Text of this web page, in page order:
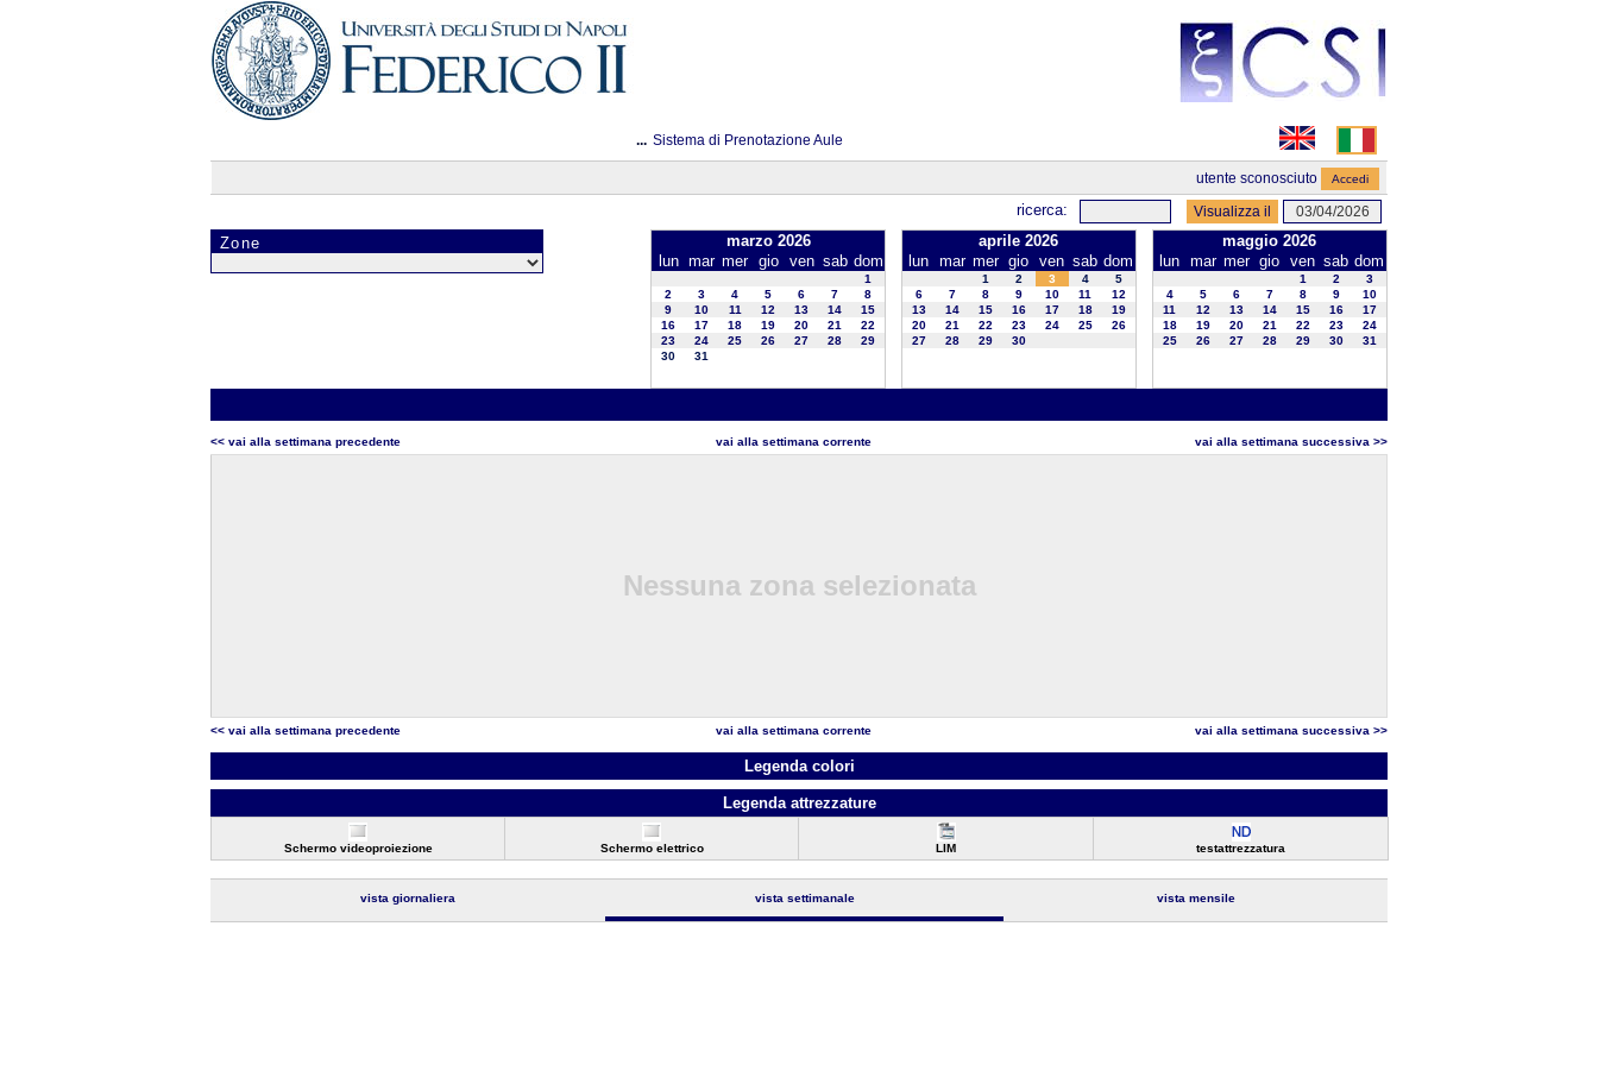
... Sistema di Prenotazione Aule
utente sconosciuto
ricerca:
marzo 2026
lun mar mer gio ven sab dom
1
2
3 4 5 6 7
8
9
10 11 12 13 14
15
16
17 18 19 20 21
22
23
24 25 26 27 28
29
30
31
aprile 2026
lun mar mer gio ven sab dom
1 2 3 4
5
6
7 8 9 10 11
12
13
14 15 16 17 18
19
20
21 22 23 24 25
26
27
28 29 30
maggio 2026
lun mar mer gio ven sab dom
1 2
3
4
5 6 7 8 9
10
11
12 13 14 15 16
17
18
19 20 21 22 23
24
25
26 27 28 29 30 31
Zone
<< vai alla settimana precedente vai alla settimana corrente vai alla settimana successiva >>
Nessuna zona selezionata
<< vai alla settimana precedente vai alla settimana corrente vai alla settimana successiva >>
Legenda colori
Legenda attrezzature
Schermo videoproiezione Schermo elettrico LIM testattrezzatura
vista giornaliera vista settimanale vista mensile